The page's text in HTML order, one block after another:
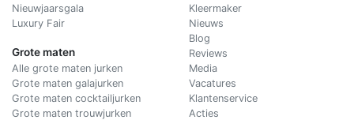
Nieuwjaarsgala
Luxury Fair
Grote maten
Alle grote maten jurken
Grote maten galajurken
Grote maten cocktailjurken
Grote maten trouwjurken
Kleermaker
Nieuws
Blog
Reviews
Media
Vacatures
Klantenservice
Acties